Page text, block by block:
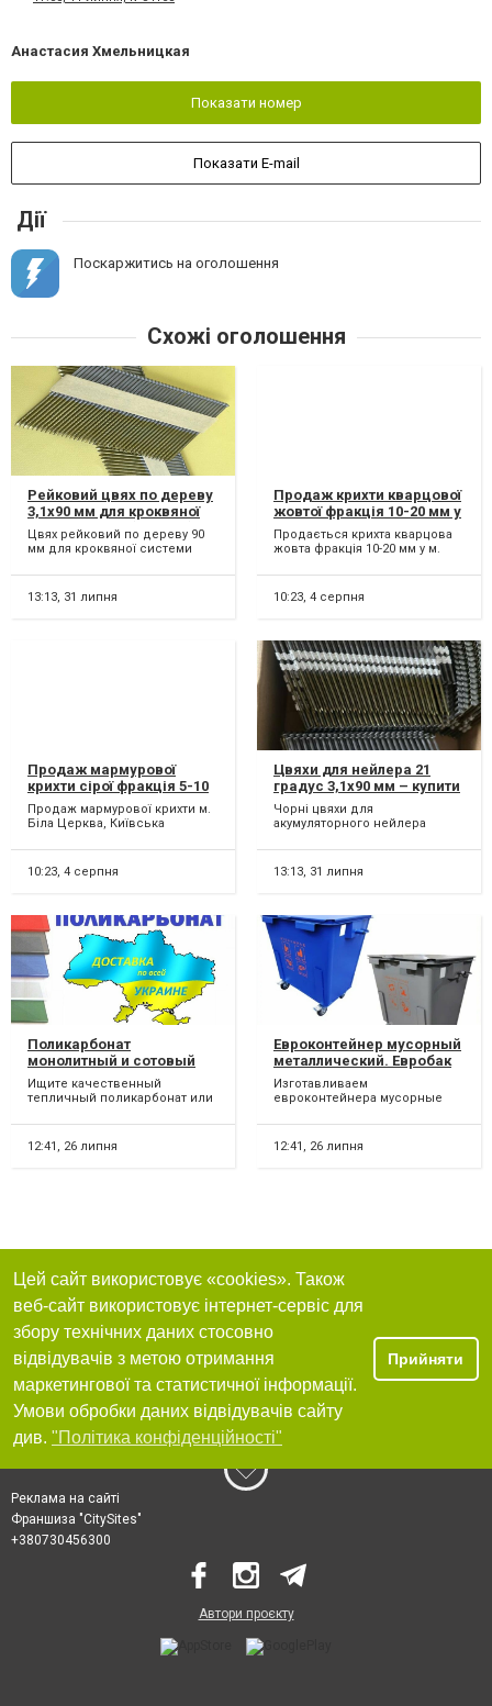
Анастасия Хмельницкая
Показати номер
Показати E-mail
Дії
Поскаржитись на оголошення
Схожі оголошення
Рейковий цвях по дереву
3,1х90 мм для кроквяної
системи даху (3000 шт)
Цвях рейковий по дереву 90
мм для кроквяної системи
Категорії: рейк...
13:13, 31 липня
Продаж крихти кварцової
жовтої фракція 10-20 мм у
м. Біла Церква Київська
область
Продається крихта кварцова
жовта фракція 10-20 мм у м.
Ціна за тонну...
10:23, 4 серпня
Продаж мармурової
крихти сірої фракція 5-10
мм у м. Біла Церква
Київська область
Продаж мармурової крихти м.
Біла Церква, Київська
сіра фракція 5-10 мм. Ці...
10:23, 4 серпня
Цвяхи для нейлера 21
градус 3,1х90 мм – купити
рейкові цвяхи для
каркасного будівництва
Чорні цвяхи для
акумуляторного нейлера
Пропонуємо рейкові цвяхи
3,1...
13:13, 31 липня
Поликарбонат
монолитный и сотовый
для навеса, автонавеса,
теплицы (тепличный).
церковь
Ищите качественный
тепличный поликарбонат или
изготовления навеса,
автонавеса и про...
12:41, 26 липня
Евроконтейнер мусорный
металлический. Евробак
железный для мусора,
отходов
Изготавливаем
евроконтейнера мусорные
заполнения 1.1 куб/м³ и
евробаки желез...
12:41, 26 липня
Цей сайт використовує «cookies». Також
веб-сайт використовує інтернет-сервіс для
збору технічних даних стосовно
відвідувачів з метою отримання
маркетингової та статистичної інформації.
Умови обробки даних відвідувачів сайту
див. "Політика конфіденційності"
Прийняти
Реклама на сайті
Франшиза "CitySites"
+380730456300
Автори проєкту